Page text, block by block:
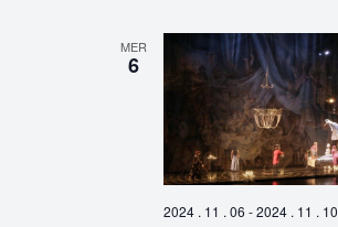
MER
6
2024 . 11 . 06 -2024 . 11 . 10